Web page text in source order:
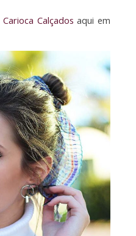
Carioca Calçados aqui em